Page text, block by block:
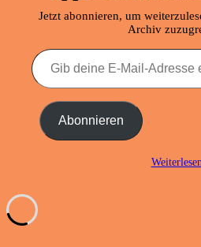
Jetzt abonnieren, um
Archiv
Gib
deine
E-
Adresse
ein ... Abonnieren